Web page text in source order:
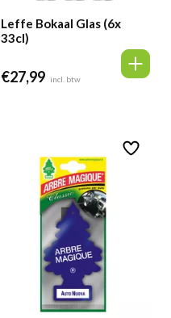
Leffe Bokaal Glas (6x
33cl)
€27,99 incl. btw